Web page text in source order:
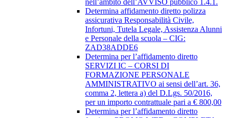
nell’ambito dell’AVVISO pubblico 1.4.1.
Determina affidamento diretto polizza
assicurativa Responsabilità Civile,
Infortuni, Tutela Legale, Assistenza Alunni
e Personale della scuola – CIG:
ZAD38ADDE6
Determina per l’affidamento diretto
SERVIZI IC – CORSI DI
FORMAZIONE PERSONALE
AMMINISTRATIVO ai sensi dell’art. 36,
comma 2, lettera a) del D.Lgs. 50/2016,
per un importo contrattuale pari a € 800,00
Determina per l’affidamento diretto